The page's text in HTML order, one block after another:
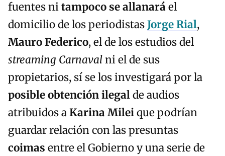
fuentes nitampoco se allanaráel
domicilio de los periodistasJorge Rial,
Mauro Federico, el de los estudios del
streaming Carnavalni el de sus
propietarios, sí se los investigará por la
posible obtención ilegalde audios
atribuidos aKarina Mileique podrían
guardar relación con las presuntas
coimas entre el Gobierno y una serie de